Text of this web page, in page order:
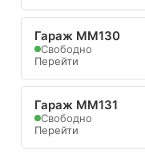
Гараж ММ130
Свободно
Перейти
Гараж ММ131
Свободно
Перейти